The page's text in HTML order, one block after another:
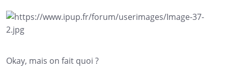
Okay, mais on fait quoi ?